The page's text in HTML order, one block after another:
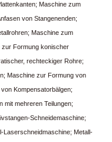
Maschine zum
von Stangenenden;
Maschine zum
zur Formung konischer
rechteckiger Rohre;
Maschine zur Formung von
Kompensatorbälgen;
mit mehreren Teilungen;
Schneidemaschine;
Laserschneidmaschine; Metall-